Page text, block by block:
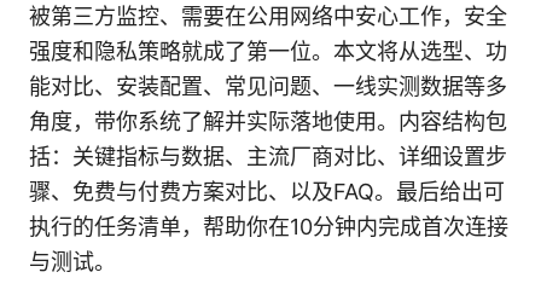
被第三方监控、需要在公用网络中安心工作，安全
强度和隐私策略就成了第一位。本文将从选型、功
能对比、安装配置、常见问题、一线实测数据等多
角度，带你系统了解并实际落地使用。内容结构包
括：关键指标与数据、主流厂商对比、详细设置步
骤、免费与付费方案对比、以及FAQ。最后给出可
执行的任务清单，帮助你在10分钟内完成首次连接
与测试。